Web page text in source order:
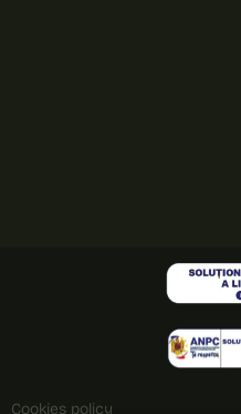
Cookies policy